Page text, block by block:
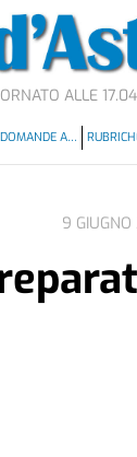
ALLE 17.04
A…
9